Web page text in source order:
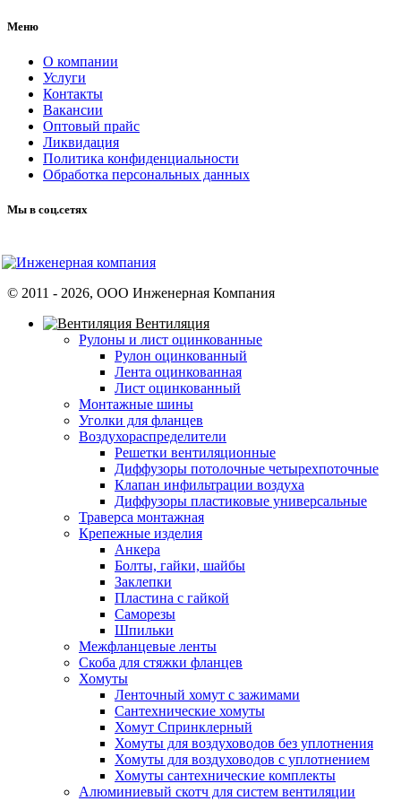
Меню
О компании
Услуги
Контакты
Вакансии
Оптовый прайс
Ликвидация
Политика конфиденциальности
Обработка персональных данных
Мы в соц.сетях
© 2011 - 2026, ООО Инженерная Компания
Вентиляция
Рулоны и лист оцинкованные
Рулон оцинкованный
Лента оцинкованная
Лист оцинкованный
Монтажные шины
Уголки для фланцев
Воздухораспределители
Решетки вентиляционные
Диффузоры потолочные четырехпоточные
Клапан инфильтрации воздуха
Диффузоры пластиковые универсальные
Траверса монтажная
Крепежные изделия
Анкера
Болты, гайки, шайбы
Заклепки
Пластина с гайкой
Саморезы
Шпильки
Межфланцевые ленты
Скоба для стяжки фланцев
Хомуты
Ленточный хомут с зажимами
Сантехнические хомуты
Хомут Спринклерный
Хомуты для воздуховодов без уплотнения
Хомуты для воздуховодов с уплотнением
Хомуты сантехнические комплекты
Алюминиевый скотч для систем вентиляции